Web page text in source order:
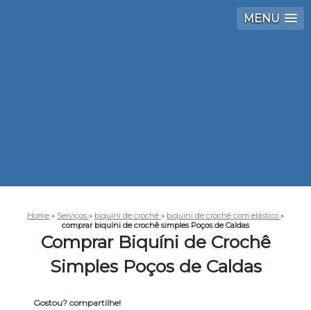
MENU
Home » Serviços » biquíni de crochê » biquíni de crochê com elástico »
comprar biquíni de crochê simples Poços de Caldas
Comprar Biquíni de Crochê
Simples Poços de Caldas
Gostou? compartilhe!